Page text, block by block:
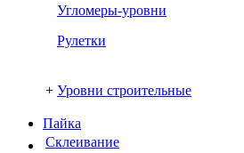
Угломеры-уровни
Рулетки
+ Уровни строительные
Пайка
Склеивание